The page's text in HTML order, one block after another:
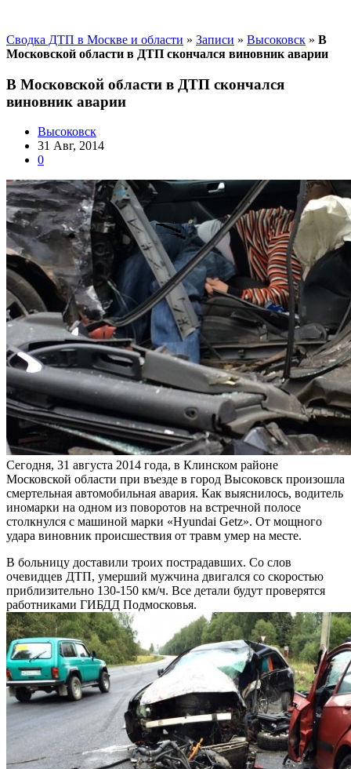
Сводка ДТП в Москве и области » Записи » Высоковск » В
Московской области в ДТП скончался виновник аварии
В Московской области в ДТП скончался
виновник аварии
Высоковск
31 Авг, 2014
0
Сегодня, 31 августа 2014 года, в Клинском районе
Московской области при въезде в город Высоковск произошла
смертельная автомобильная авария. Как выяснилось, водитель
иномарки на одном из поворотов на встречной полосе
столкнулся с машиной марки «Hyundai Getz». От мощного
удара виновник происшествия от травм умер на месте.
В больницу доставили троих пострадавших. Со слов
очевидцев ДТП, умерший мужчина двигался со скоростью
приблизительно 130-150 км/ч. Все детали будут проверятся
работниками ГИБДД Подмосковья.